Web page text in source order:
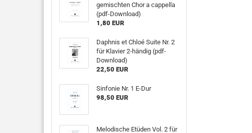
gemischten Chor a cappella
(pdf-Download)
1,80 EUR
Daphnis et Chloé Suite Nr. 2
für Klavier 2-händig (pdf-
Download)
22,50 EUR
Sinfonie Nr. 1 E-Dur
98,50 EUR
Melodische Etüden Vol. 2 für